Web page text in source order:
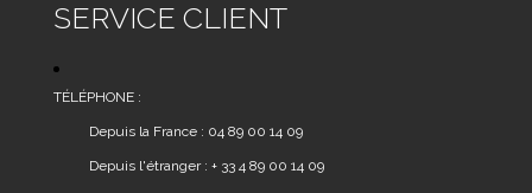
options
la
SERVICE CLIENT
TÉLÉPHONE :
Depuis la France : 04 89 00 14 09
Depuis l'étranger : + 33 4 89 00 14 09